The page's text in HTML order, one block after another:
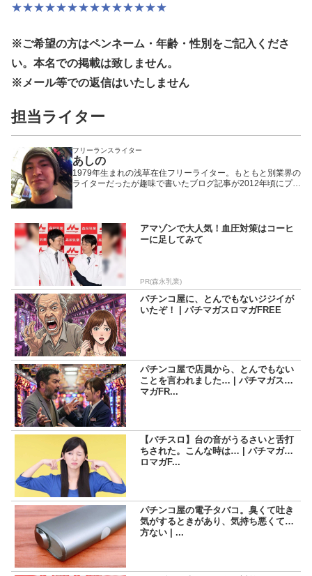
★★★★★★★★★★★★★★
※ご希望の方はペンネーム・年齢・性別 をご記入くださ
い。本名での掲載は致しません。
※メール等での返信はいたしません
担当ライター
フリーランスライター
あしの
1979年生まれの浅草在住フリーライター。もともと別業界の
ライターだったが趣味で書いたブログ記事が2012年頃にプチ
トーにしているため記事の内容もそっち方面が多め。
アマゾンで大人気！血圧対策はコーヒ
ーに足してみて
PR(森永乳業)
パチンコ屋に、とんでもないジジイが
いたぞ！ | パチマガスロマガFREE
パチンコ屋で店員から、とんでもない
ことを言われました… | パチマガスロ
マガFR...
【パチスロ】台の音がうるさいと舌打
ちされた。こんな時は… | パチマガス
ロマガF...
パチンコ屋の電子タバコ。臭くて吐き
気がするときがあり、気持ち悪くて仕
方ない | ...